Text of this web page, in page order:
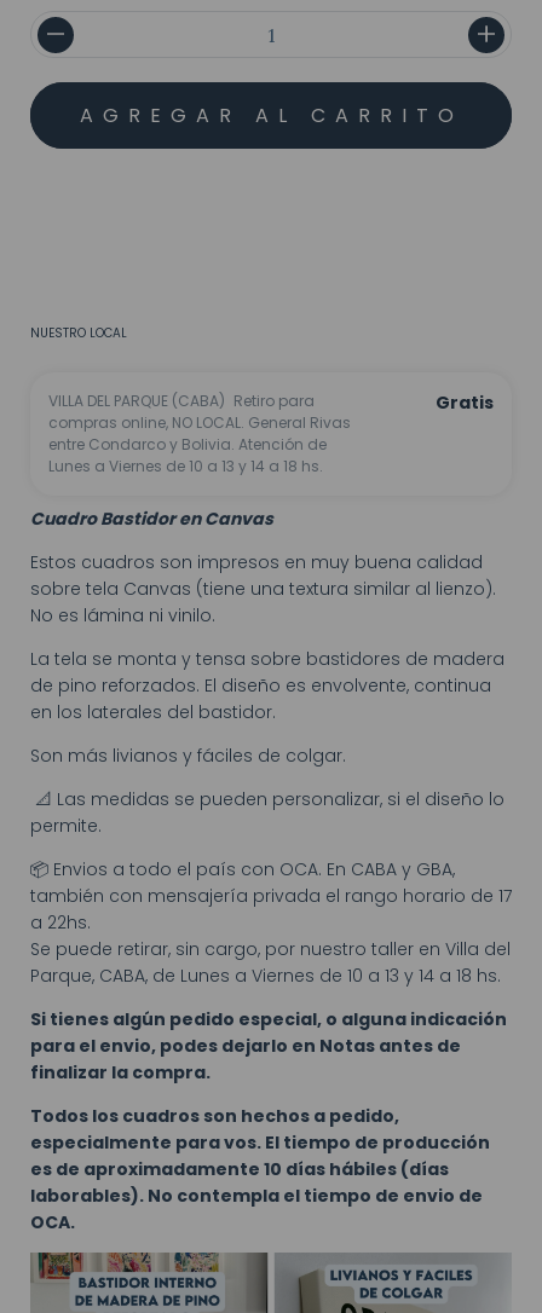
NUESTRO LOCAL
VILLA DEL PARQUE (CABA) Retiro para
compras online, NO LOCAL. General Rivas
entre Condarco y Bolivia. Atención de
Lunes a Viernes de 10 a 13 y 14 a 18 hs.
Gratis
Cuadro Bastidor en Canvas
Estos cuadros son impresos en muy buena calidad
sobre tela Canvas (tiene una textura similar al lienzo).
No es lámina ni vinilo.
La tela se monta y tensa sobre bastidores de madera
de pino reforzados. El diseño es envolvente, continua
en los laterales del bastidor.
Son más livianos y fáciles de colgar.
📐 Las medidas se pueden personalizar, si el diseño lo
permite.
📦 Envios a todo el país con OCA. En CABA y GBA,
también con mensajería privada el rango horario de 17
a 22hs.
Se puede retirar, sin cargo, por nuestro taller en Villa del
Parque, CABA, de Lunes a Viernes de 10 a 13 y 14 a 18 hs.
Si tienes algún pedido especial, o alguna indicación
para el envio, podes dejarlo en Notas antes de
finalizar la compra.
Todos los cuadros son hechos a pedido,
especialmente para vos. El tiempo de producción
es de aproximadamente 10 días hábiles (días
laborables). No contempla el tiempo de envio de
OCA.